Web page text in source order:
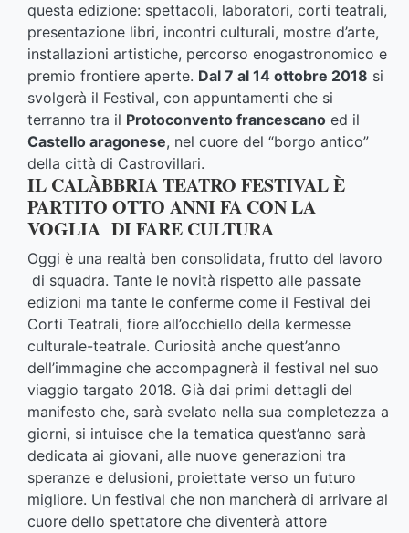
questa edizione: spettacoli, laboratori, corti teatrali,
presentazione libri, incontri culturali, mostre d’arte,
installazioni artistiche, percorso enogastronomico e
premio frontiere aperte. Dal 7 al 14 ottobre 2018 si
svolgerà il Festival, con appuntamenti che si
terranno tra il Protoconvento francescano ed il
Castello aragonese, nel cuore del “borgo antico”
della città di Castrovillari.
IL CALÀBBRIA TEATRO FESTIVAL È
PARTITO OTTO ANNI FA CON LA
VOGLIA DI FARE CULTURA
Oggi è una realtà ben consolidata, frutto del lavoro
di squadra. Tante le novità rispetto alle passate
edizioni ma tante le conferme come il Festival dei
Corti Teatrali, fiore all’occhiello della kermesse
culturale-teatrale. Curiosità anche quest’anno
dell’immagine che accompagnerà il festival nel suo
viaggio targato 2018. Già dai primi dettagli del
manifesto che, sarà svelato nella sua completezza a
giorni, si intuisce che la tematica quest’anno sarà
dedicata ai giovani, alle nuove generazioni tra
speranze e delusioni, proiettate verso un futuro
migliore. Un festival che non mancherà di arrivare al
cuore dello spettatore che diventerà attore